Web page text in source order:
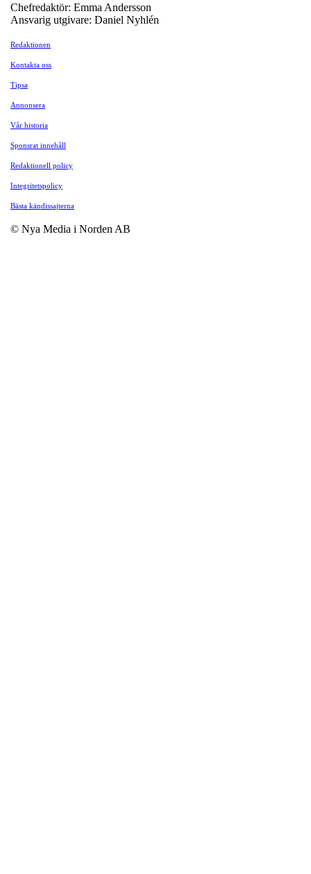
Chefredaktör: Emma Andersson
Ansvarig utgivare: Daniel Nyhlén
Redaktionen
Kontakta oss
Tipsa
Annonsera
Vår historia
Sponsrat innehåll
Redaktionell policy
Integritetspolicy
Bästa kändissajterna
© Nya Media i Norden AB